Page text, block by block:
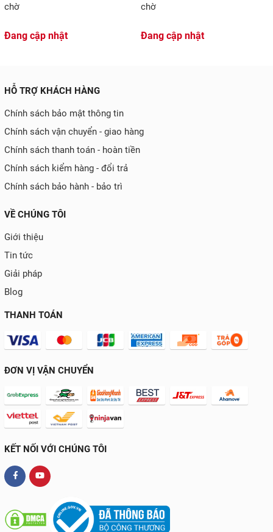
chờ
Đang cập nhật
chờ
Đang cập nhật
HỖ TRỢ KHÁCH HÀNG
Chính sách bảo mật thông tin
Chính sách vận chuyển - giao hàng
Chính sách thanh toán - hoàn tiền
Chính sách kiểm hàng - đổi trả
Chính sách bảo hành - bảo trì
VỀ CHÚNG TÔI
Giới thiệu
Tin tức
Giải pháp
Blog
THANH TOÁN
ĐƠN VỊ VẬN CHUYỂN
KẾT NỐI VỚI CHÚNG TÔI